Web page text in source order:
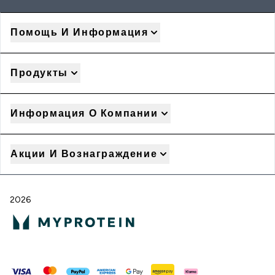
Помощь И Информация
Продукты
Информация О Компании
Акции И Вознаграждение
2026